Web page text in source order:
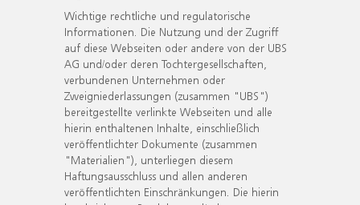
Wichtige rechtliche und regulatorische
Informationen. Die Nutzung und der Zugriff
auf diese Webseiten oder andere von der UBS
AG und/oder deren Tochtergesellschaften,
verbundenen Unternehmen oder
Zweigniederlassungen (zusammen "UBS")
bereitgestellte verlinkte Webseiten und alle
hierin enthaltenen Inhalte, einschließlich
veröffentlichter Dokumente (zusammen
"Materialien"), unterliegen diesem
Haftungsausschluss und allen anderen
veröffentlichten Einschränkungen. Die hierin